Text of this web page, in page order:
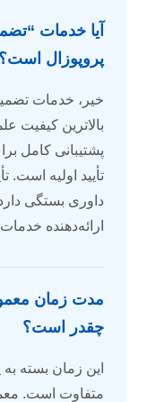
پروپوزال است؟
خیر، خدمات
بالاترین کیفیت
پشتیبانی کامل
تأیید اولیه است.
داوری بستگی
ارائه‌دهنده
مدت زمان
چقدر است؟
این زمان بسته
متفاوت است.